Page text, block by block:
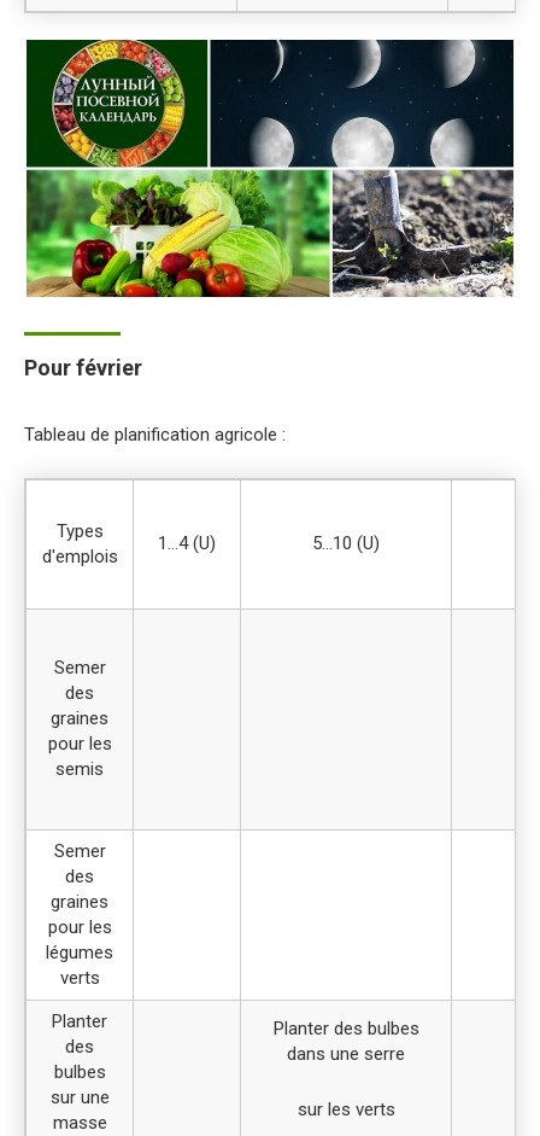
Pour février
Tableau de planification agricole :
Types
d'emplois
1…4 (U) 5…10 (U)
Semer
des
graines
pour les
semis
Semer
des
graines
pour les
légumes
verts
Planter
des
bulbes
sur une
masse
Planter des bulbes
dans une serre
sur les verts